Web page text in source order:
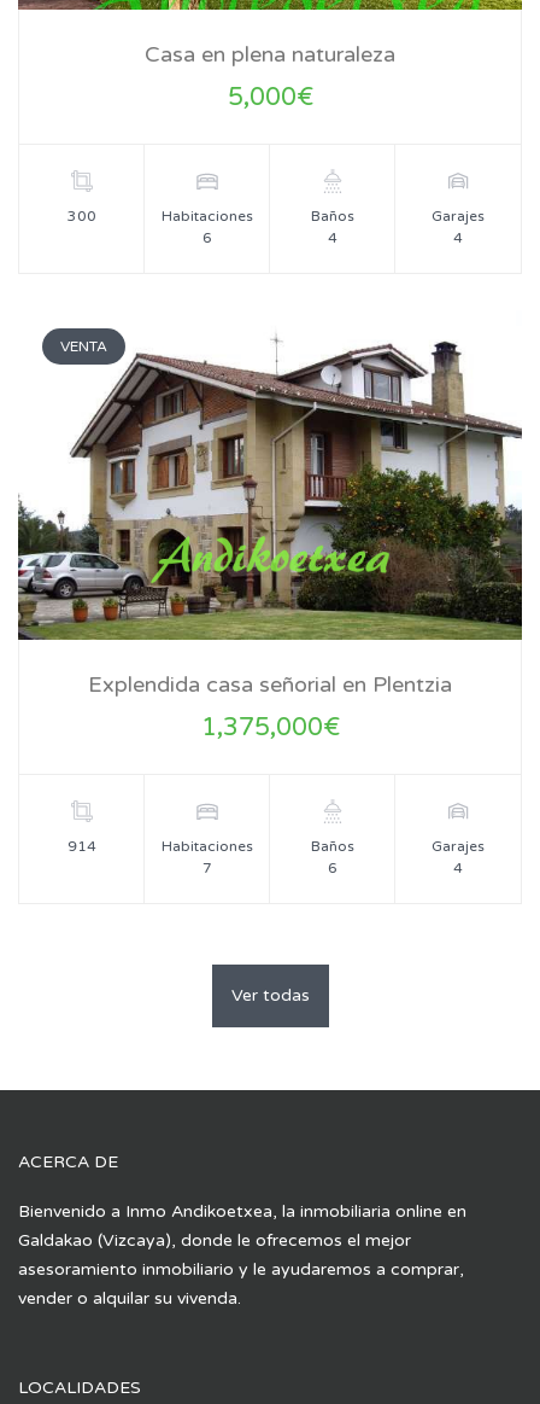
Casa en plena naturaleza
5,000€
300
Habitaciones
6
Baños
4
Garajes
4
VENTA
Explendida casa señorial en Plentzia
1,375,000€
914
Habitaciones
7
Baños
6
Garajes
4
Ver todas
ACERCA DE
Bienvenido a Inmo Andikoetxea, la inmobiliaria online en
Galdakao (Vizcaya), donde le ofrecemos el mejor
asesoramiento inmobiliario y le ayudaremos a comprar,
vender o alquilar su vivenda.
LOCALIDADES